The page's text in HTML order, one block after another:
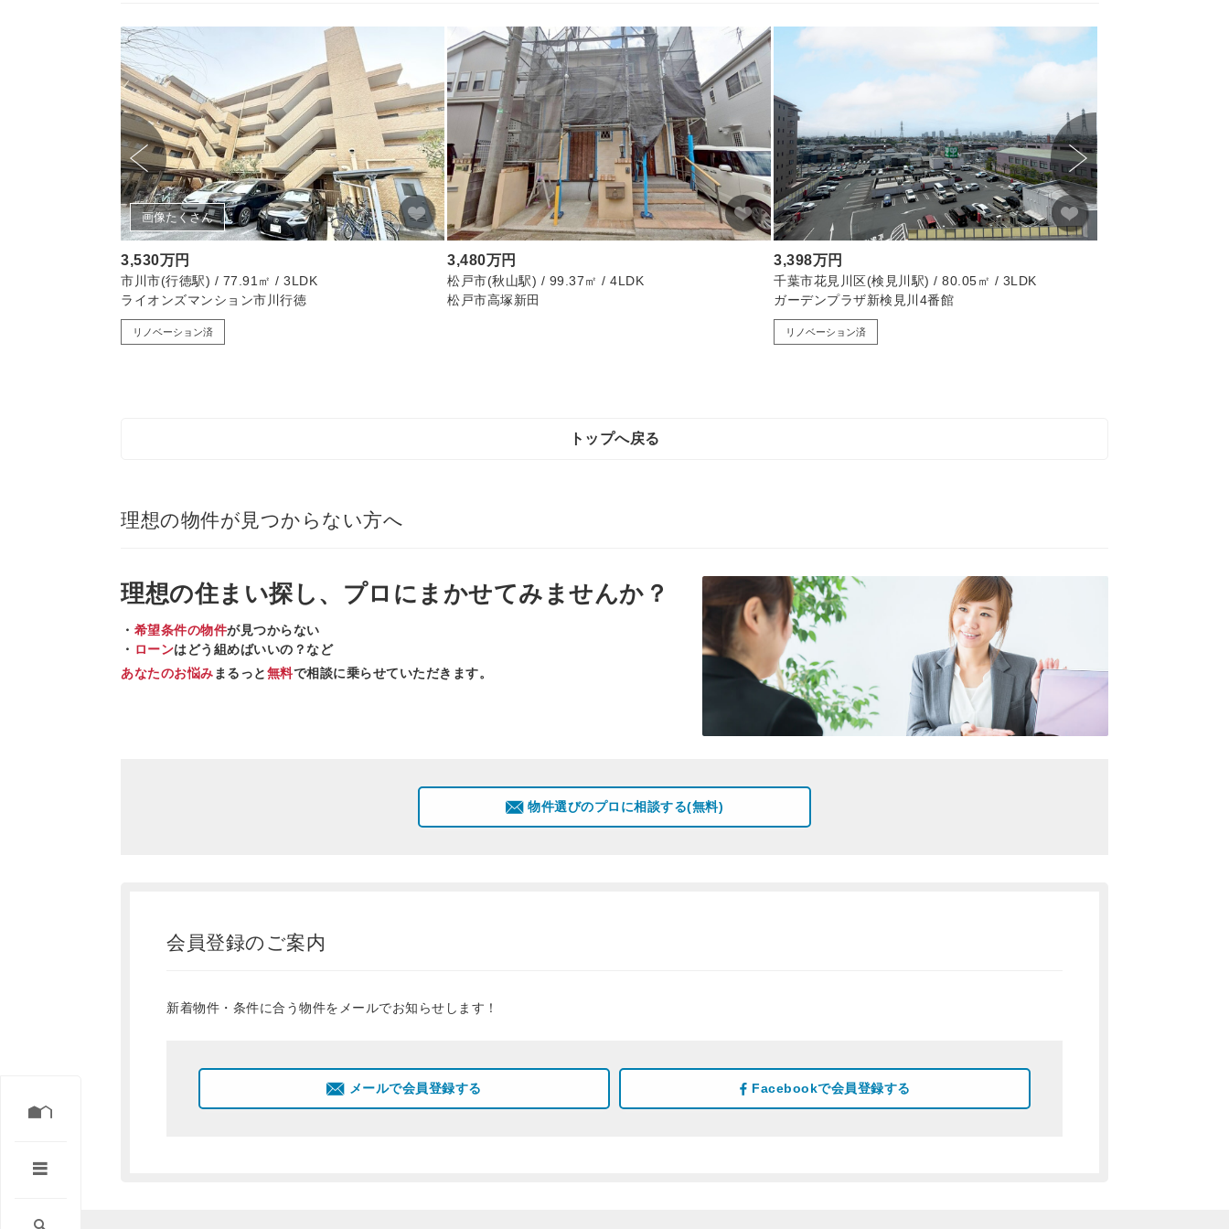
画像たくさん
3,530万円
市川市(行徳駅) / 77.91㎡ / 3LDK
ライオンズマンション市川行徳
リノベーション済
3,480万円
松戸市(秋山駅) / 99.37㎡ / 4LDK
松戸市高塚新田
3,398万円
千葉市花見川区(検見川駅) / 80.05㎡ / 3LDK
ガーデンプラザ新検見川4番館
リノベーション済
トップへ戻る
理想の物件が見つからない方へ
理想の住まい探し、 プロ にまかせてみませんか？
・ 希望条件の物件が見つからない
・ ローンはどう組めばいいの？など
あなたのお悩み まるっと無料で相談に乗らせていただきます。
物件選びのプロに相談する(無料)
会員登録のご案内
新着物件・条件に合う物件をメールでお知らせします！
メールで会員登録する Facebookで会員登録する